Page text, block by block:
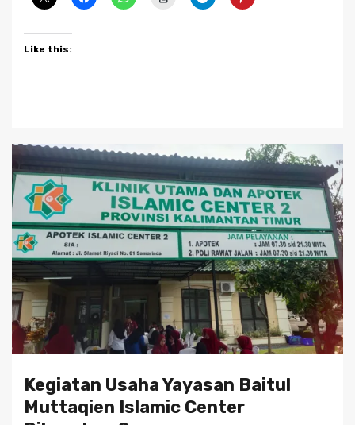
Like this:
Kegiatan Usaha Yayasan Baitul
Muttaqien Islamic Center